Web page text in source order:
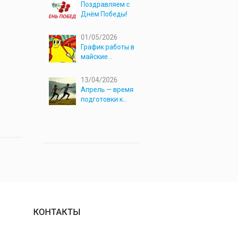
Поздравляем с
Днём Победы!
01/05/2026
График работы в
майские
13/04/2026
Апрель — время
подготовки к
КОНТАКТЫ